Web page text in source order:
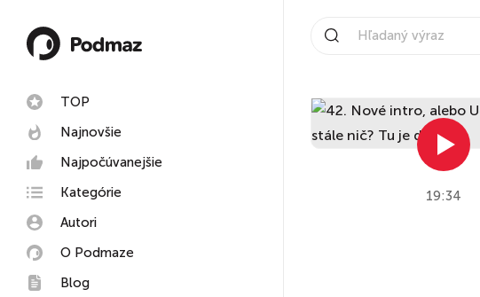
TOP
Najnovšie
Najpočúvanejšie
Kategórie
Autori
O Podmaze
Blog
19:34